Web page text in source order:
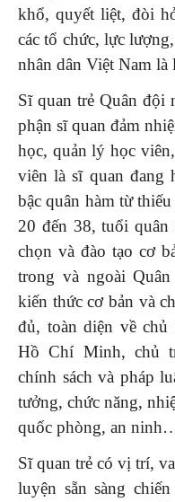
khổ, quyết liệt, đòi
các tổ chức, lực
nhân dân Việt Nam
Sĩ quan trẻ Quân đội
phận sĩ quan đảm
học, quản lý học
viên là sĩ quan đang
bậc quân hàm từ
20 đến 38, tuổi
chọn và đào tạo cơ
trong và ngoài
kiến thức cơ bản và
đủ, toàn diện về
Hồ Chí Minh, chủ
chính sách và pháp
tưởng, chức năng,
quốc phòng, an
Sĩ quan trẻ có vị trí,
luyện sẵn sàng